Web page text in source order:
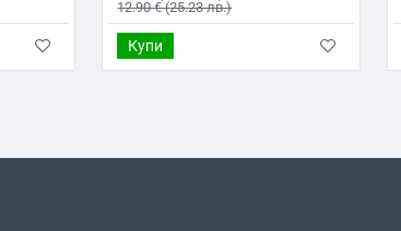
12.90 € (25.23 лв.)
Купи